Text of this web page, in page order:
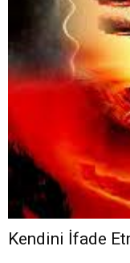
Kendini İfade